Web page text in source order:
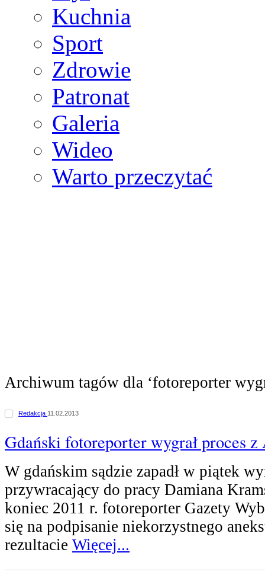
Kuchnia
Sport
Zdrowie
Patronat
Galeria
Wideo
Warto przeczytać
Archiwum tagów dla ‘fotoreporter
Redakcja 11.02.2013
Gdański fotoreporter wygrał proces z
W gdańskim sądzie zapadł w piątek
przywracający do pracy Damiana
koniec 2011 r. fotoreporter Gazety
się na podpisanie niekorzystnego
rezultacie Więcej...